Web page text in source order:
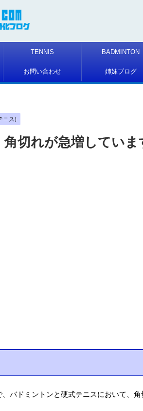
TENNIS BADMINTON
お問い合わせ 姉妹ブログ
ニス)
切れが急増していま
バドミントンと硬式テニスにおいて、